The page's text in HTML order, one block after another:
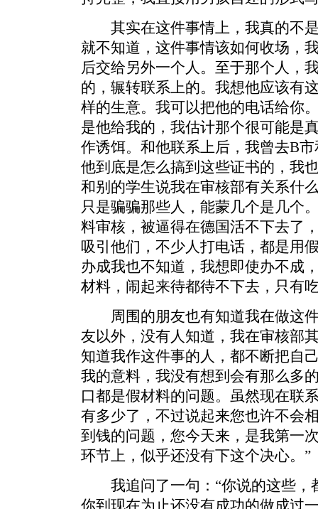
其实在这件事情上，我真的不是
就不知道，这件事情该如何收场，
后交给另外一个人。至于那个人，
的，辗转联系上的。我想他应该有
样的生意。我可以把他的电话给你
是他给我的，我估计那个很可能是
作诱饵。和他联系上后，我曾去B
他到底是怎么搞到这些证书的，我
和别的学生说我在审核部有关系什
只是骗骗那些人，能蒙几个是几个
料审核，被逼得在德国活不下去了
吸引他们，不少人打电话，都是用
办成我也不知道，我想即使办不成
材料，闹起来待都待不下去，只有
周围的朋友也有知道我在做这件
友以外，没有人知道，我在审核部
知道我作这件事的人，都不断把自
我的意料，我没有想到会有那么多
口都是假材料的问题。虽然现在联
有多少了，不过说起来您也许不会
到钱的问题，您今天来，是我第一
环节上，似乎还没有下这个决心。”
我追问了一句：“你说的这些，
你到现在为止还没有成功的做成过